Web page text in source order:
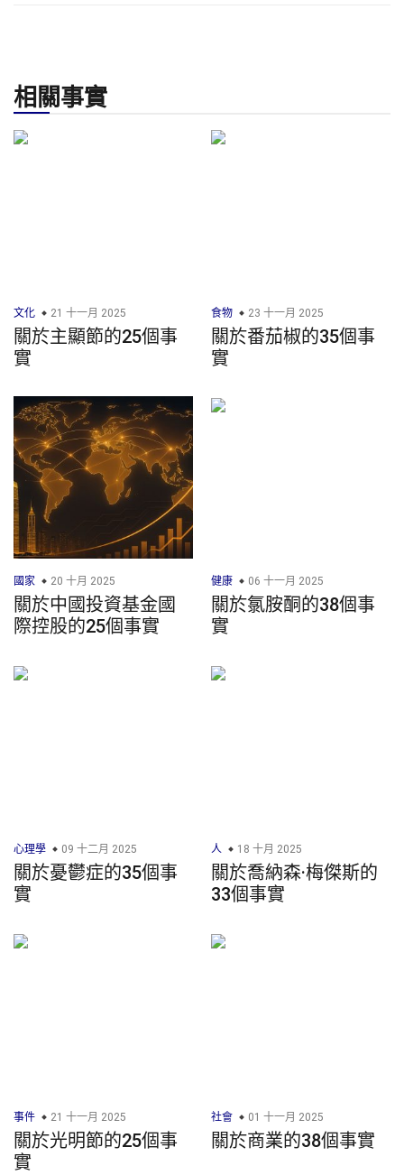
相關事實
文化 21 十一月 2025
關於主顯節的25個事
實
食物 23 十一月 2025
關於番茄椒的35個事
實
國家 20 十月 2025
關於中國投資基金國
際控股的25個事實
健康 06 十一月 2025
關於氯胺酮的38個事
實
心理學 09 十二月 2025
關於憂鬱症的35個事
實
人 18 十月 2025
關於喬納森·梅傑斯的
33個事實
事件 21 十一月 2025
關於光明節的25個事
實
社會 01 十一月 2025
關於商業的38個事實